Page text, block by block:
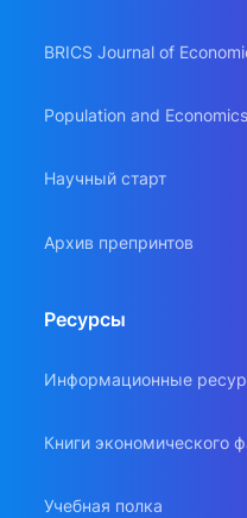
BRICS Journal of
Population and Economics
Научный старт
Архив препринтов
Ресурсы
Информационные
Книги экономического
Учебная полка